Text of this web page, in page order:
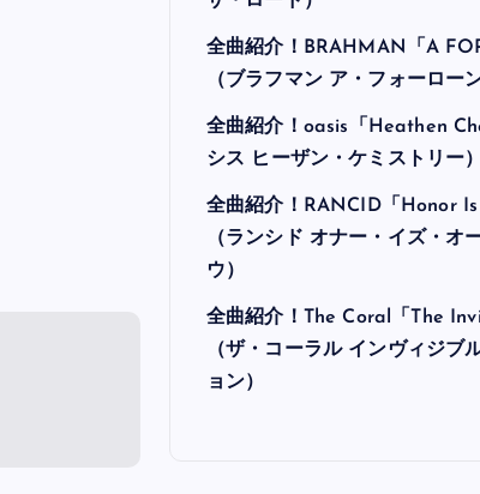
最近の投稿
全曲紹介！Hi-STANDARD「
ROAD」（ハイ・スタンダード
ザ・ロード）
全曲紹介！BRAHMAN「A